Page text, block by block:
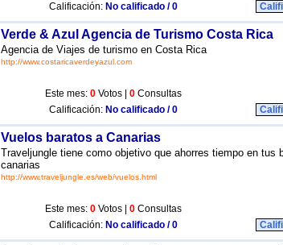
Calificación: No calificado / 0
Verde & Azul Agencia de Turismo Costa Rica
Agencia de Viajes de turismo en Costa Rica
http://www.costaricaverdeyazul.com
Este mes: 0 Votos | 0 Consultas
Calificación: No calificado / 0
Vuelos baratos a Canarias
Traveljungle tiene como objetivo que ahorres tiempo en tus
canarias
http://www.traveljungle.es/web/vuelos.html
Este mes: 0 Votos | 0 Consultas
Calificación: No calificado / 0